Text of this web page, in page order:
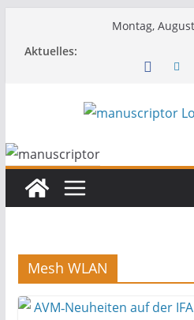
Montag,
Aktuelles:
Mesh WLAN